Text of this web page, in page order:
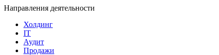
Направления деятельности
Холдинг
IT
Аудит
Продажи